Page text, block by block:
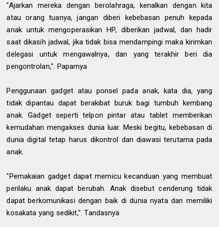
"Ajarkan mereka dengan berolahraga, kenalkan dengan kita
atau orang tuanya, jangan diberi kebebasan penuh kepada
anak untuk mengoperasikan HP, diberikan jadwal, dan hadir
saat dikasih jadwal, jika tidak bisa mendampingi maka kirimkan
delegasi untuk mengawalnya, dan yang terakhir beri dia
pengontrolan,". Paparnya
Penggunaan gadget atau ponsel pada anak, kata dia, yang
tidak dipantau dapat berakibat buruk bagi tumbuh kembang
anak. Gadget seperti telpon pintar atau tablet memberikan
kemudahan mengakses dunia luar. Meski begitu, kebebasan di
dunia digital tetap harus dikontrol dan diawasi terutama pada
anak.
"Pemakaian gadget dapat memicu kecanduan yang membuat
perilaku anak dapat berubah. Anak disebut cenderung tidak
dapat berkomunikasi dengan baik di dunia nyata dan memiliki
kosakata yang sedikit,". Tandasnya